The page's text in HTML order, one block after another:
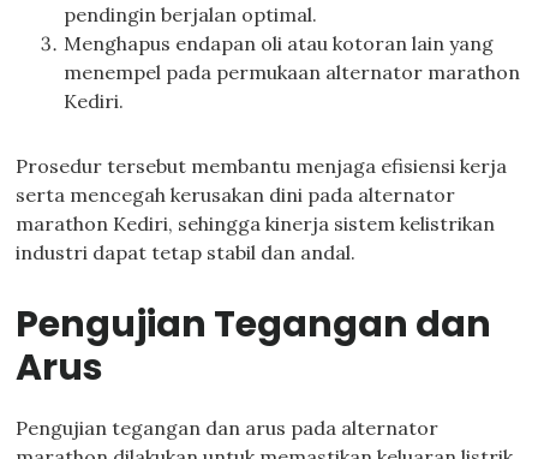
pendingin berjalan optimal.
Menghapus endapan oli atau kotoran lain yang
menempel pada permukaan alternator marathon
Kediri.
Prosedur tersebut membantu menjaga efisiensi kerja
serta mencegah kerusakan dini pada alternator
marathon Kediri, sehingga kinerja sistem kelistrikan
industri dapat tetap stabil dan andal.
Pengujian Tegangan dan
Arus
Pengujian tegangan dan arus pada alternator